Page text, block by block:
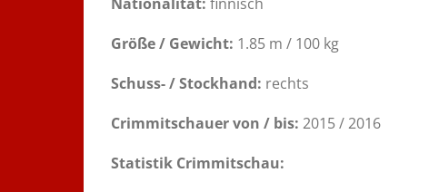
Größe / Gewicht: 1.85 m / 100 kg
Schuss- / Stockhand: rechts
Crimmitschauer von / bis: 2015 / 2016
Statistik Crimmitschau: